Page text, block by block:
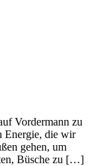
Vordermann zu
Energie, die wir
gehen, um
Büsche zu […]